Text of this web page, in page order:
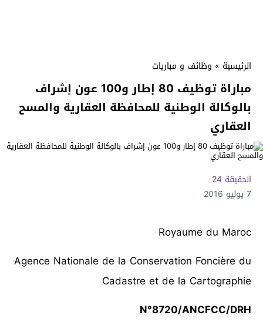
الرئيسية » وظائف و مباريات
مباراة توظيف 80 إطار و100 عون إشراف
بالوكالة الوطنية للمحافظة العقارية والمسح
العقاري
الحقيقة 24
7 يوليو 2016
Royaume du Maroc
Agence Nationale de la Conservation Foncière du
Cadastre et de la Cartographie
N°8720/ANCFCC/DRH